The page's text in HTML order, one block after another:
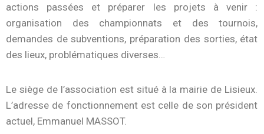
actions passées et préparer les projets à venir :
organisation des championnats et des tournois,
demandes de subventions, préparation des sorties, état
des lieux, problématiques diverses…
Le siège de l’association est situé à la mairie de Lisieux.
L’adresse de fonctionnement est celle de son président
actuel, Emmanuel MASSOT.